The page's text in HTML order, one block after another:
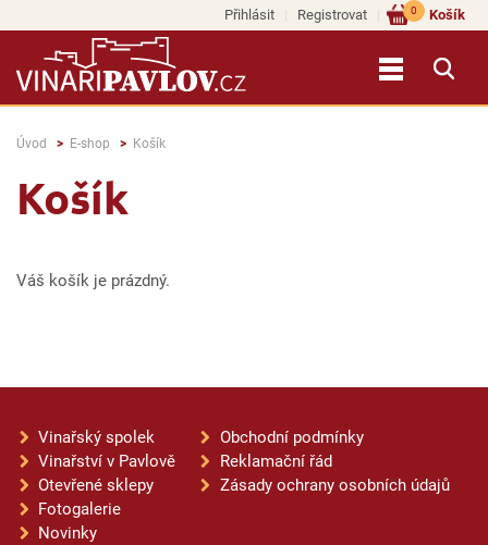
Přihlásit Registrovat Košík
0
Úvod E-shop Košík
Košík
Váš košík je prázdný.
Vinařský spolek
Vinařství v Pavlově
Otevřené sklepy
Fotogalerie
Novinky
Obchodní podmínky
Reklamační řád
Zásady ochrany osobních údajů